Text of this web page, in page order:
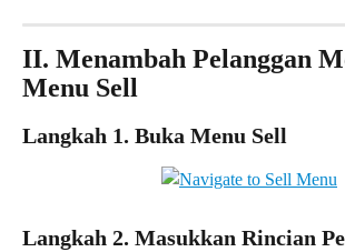
II. Menambah Pelanggan
Menu Sell
Langkah 1. Buka Menu Sell
Langkah 2. Masukkan Rincian